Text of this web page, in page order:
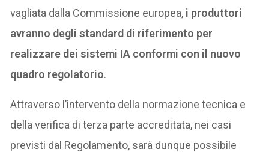
vagliata dalla Commissione europea, i produttori
avranno degli standard di riferimento per
realizzare dei sistemi IA conformi con il nuovo
quadro regolatorio.
Attraverso l’intervento della normazione tecnica e
della verifica di terza parte accreditata, nei casi
previsti dal Regolamento, sarà dunque possibile